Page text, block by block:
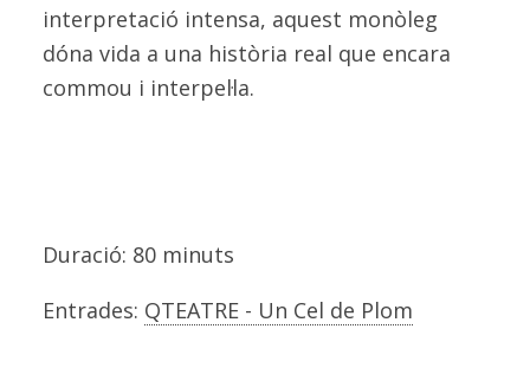
interpretació intensa, aquest monòleg
dóna vida a una història real que encara
commou i interpel·la.
Duració: 80 minuts
Entrades: QTEATRE - Un Cel de Plom